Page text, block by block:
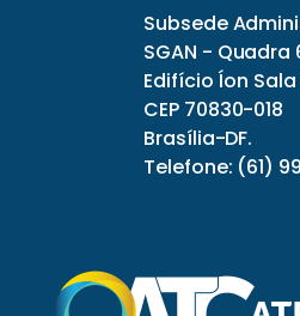
Subsede
SGAN - Quadra
Edifício Íon
CEP 70830-018
Brasília-DF.
Telefone: (61)